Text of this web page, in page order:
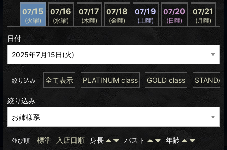
07/15
(火曜)
07/16
(水曜)
07/17
(木曜)
07/18
(金曜)
07/19
(土曜)
07/20
(日曜)
07/21
(月曜)
日付
絞り込み 全て表示 PLATINUM class GOLD class
絞り込み
並び順 標準 入店日順 身長 バスト 年齢